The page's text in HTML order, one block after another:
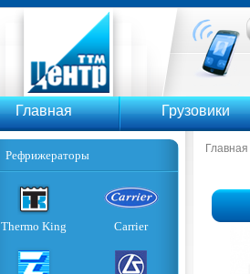
Главная Грузовики
Главная
Рефрижераторы
Thermo King Carrier